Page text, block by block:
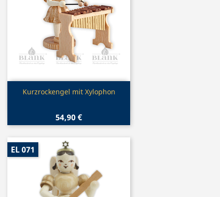
Vorschau
Kurzrockengel mit Xylophon
54,90 €
EL 071